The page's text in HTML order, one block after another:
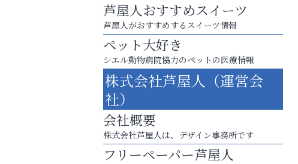
お子さまにも大人にも、優しく寄り添う
OTTO南芦屋浜皮膚科クリニック、開院！
Y-SPIRAL（ワイスパイラル）
芦屋人おすすめスイーツ
芦屋人がおすすめするスイーツ情報
ペット大好き
シエル動物病院協力のペットの医療情報
株式会社芦屋人（運営会
社）
会社概要
株式会社芦屋人は、デザイン事務所です
フリーペーパー芦屋人